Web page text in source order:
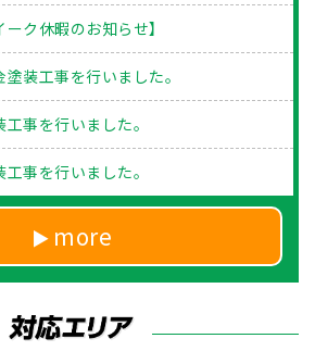
ーク休暇のお知らせ】
装工事を行いました。
事を行いました。
事を行いました。
more